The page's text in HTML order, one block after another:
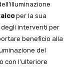
per la sua
degli interventi per
beneficio alla
del
con l’ulteriore